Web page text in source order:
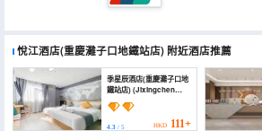
悅江酒店(重慶灘子口地鐵站店) 附近酒店推薦
季星辰酒店(重慶灘子口地
鐵站店) (Jixingchen
Hotel (Chongqing
Tanzikou Subway
4.3 / 5 HKD 111+